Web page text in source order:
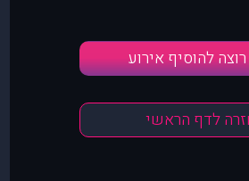
להוסיף אירוע
לדף הראשי